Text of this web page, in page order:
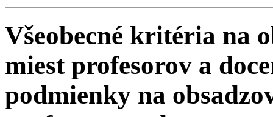
Všeobecné kritéria na
miest profesorov a
podmienky na